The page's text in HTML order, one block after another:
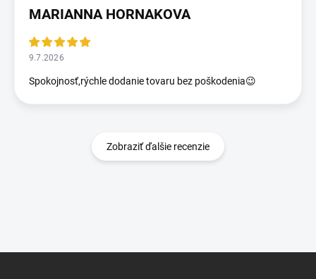
MARIANNA HORNAKOVA
9.7.2026
Spokojnosť,rýchle dodanie tovaru bez poškodenia😉
Zobraziť ďalšie recenzie